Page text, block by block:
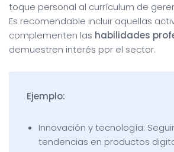
toque personal al currículum de
Es recomendable incluir aquellas
complementen las habilidades
demuestren interés por el sector.
Ejemplo:
Innovación y tecnología:
tendencias en productos